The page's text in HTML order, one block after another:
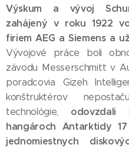
Výskum a vývoj
zahájený v roku 1922
firiem AEG a Siemens a
Vývojové práce boli
závodu Messerschmitt v
poradcovia Gizeh
konštruktérov
technológie, odovzdali
hangároch Antarktidy
jednomiestnych